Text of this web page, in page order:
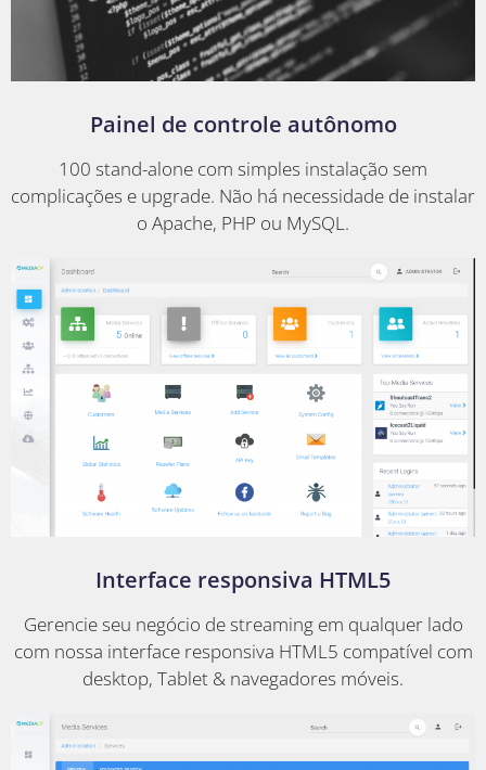
Painel de controle autônomo
100 stand-alone com simples instalação sem
complicações e upgrade. Não há necessidade de instalar
o Apache, PHP ou MySQL.
Interface responsiva HTML5
Gerencie seu negócio de streaming em qualquer lado
com nossa interface responsiva HTML5 compatível com
desktop, Tablet & navegadores móveis.